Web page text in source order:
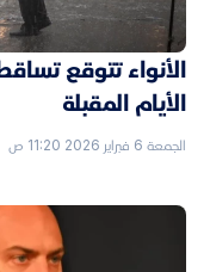
الأنواء تتوقع
الأيام المقبلة
الجمعة 6 فبراير 2026 11:20 ص